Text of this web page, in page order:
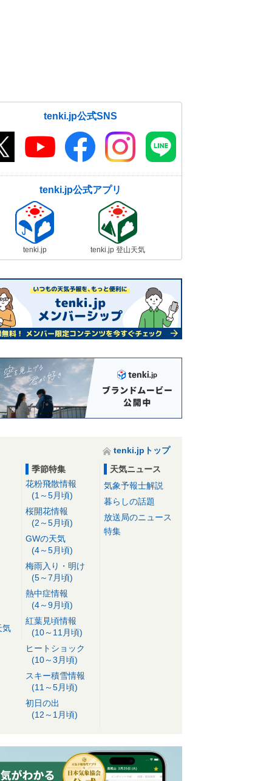
tenki.jp公式SNS
tenki.jp公式アプリ
tenki.jp tenki.jp 登山天気
tenki.jpトップ
気
季節特集
花粉飛散情報
(1～5月頃)
桜開花情報
(2～5月頃)
GWの天気
(4～5月頃)
梅雨入り・明け
(5～7月頃)
熱中症情報
(4～9月頃)
紅葉見頃情報
(10～11月頃)
ヒートショック
(10～3月頃)
スキー積雪情報
(11～5月頃)
初日の出
(12～1月頃)
天気ニュース
気象予報士解説
暮らしの話題
放送局のニュース
特集